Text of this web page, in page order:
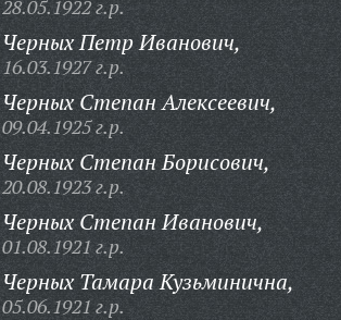
28.05.1922 г.р.
Черных Петр Иванович,
16.03.1927 г.р.
Черных Степан Алексеевич,
09.04.1925 г.р.
Черных Степан Борисович,
20.08.1923 г.р.
Черных Степан Иванович,
01.08.1921 г.р.
Черных Тамара Кузьминична,
05.06.1921 г.р.